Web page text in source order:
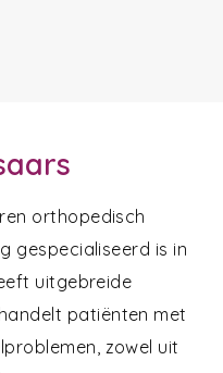
orthopedisch
gespecialiseerd is in
uitgebreide
patiënten met
zowel uit